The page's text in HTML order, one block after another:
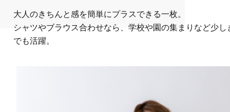
大人のきちんと感を簡単にプラスできる一枚。
シャツやブラウス合わせなら、学校や園の集まりなど少
でも活躍。